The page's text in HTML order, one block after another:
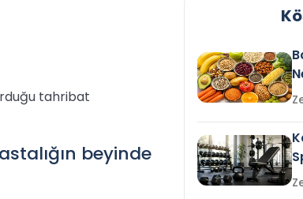
tahribat
beyinde